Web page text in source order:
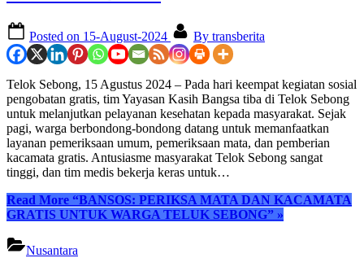
Posted on 15-August-2024 By transberita
Telok Sebong, 15 Agustus 2024 – Pada hari keempat kegiatan sosial
pengobatan gratis, tim Yayasan Kasih Bangsa tiba di Telok Sebong
untuk melanjutkan pelayanan kesehatan kepada masyarakat. Sejak
pagi, warga berbondong-bondong datang untuk memanfaatkan
layanan pemeriksaan umum, pemeriksaan mata, dan pemberian
kacamata gratis. Antusiasme masyarakat Telok Sebong sangat
tinggi, dan tim medis bekerja keras untuk…
Read More “BANSOS: PERIKSA MATA DAN KACAMATA
GRATIS UNTUK WARGA TELUK SEBONG” »
Nusantara